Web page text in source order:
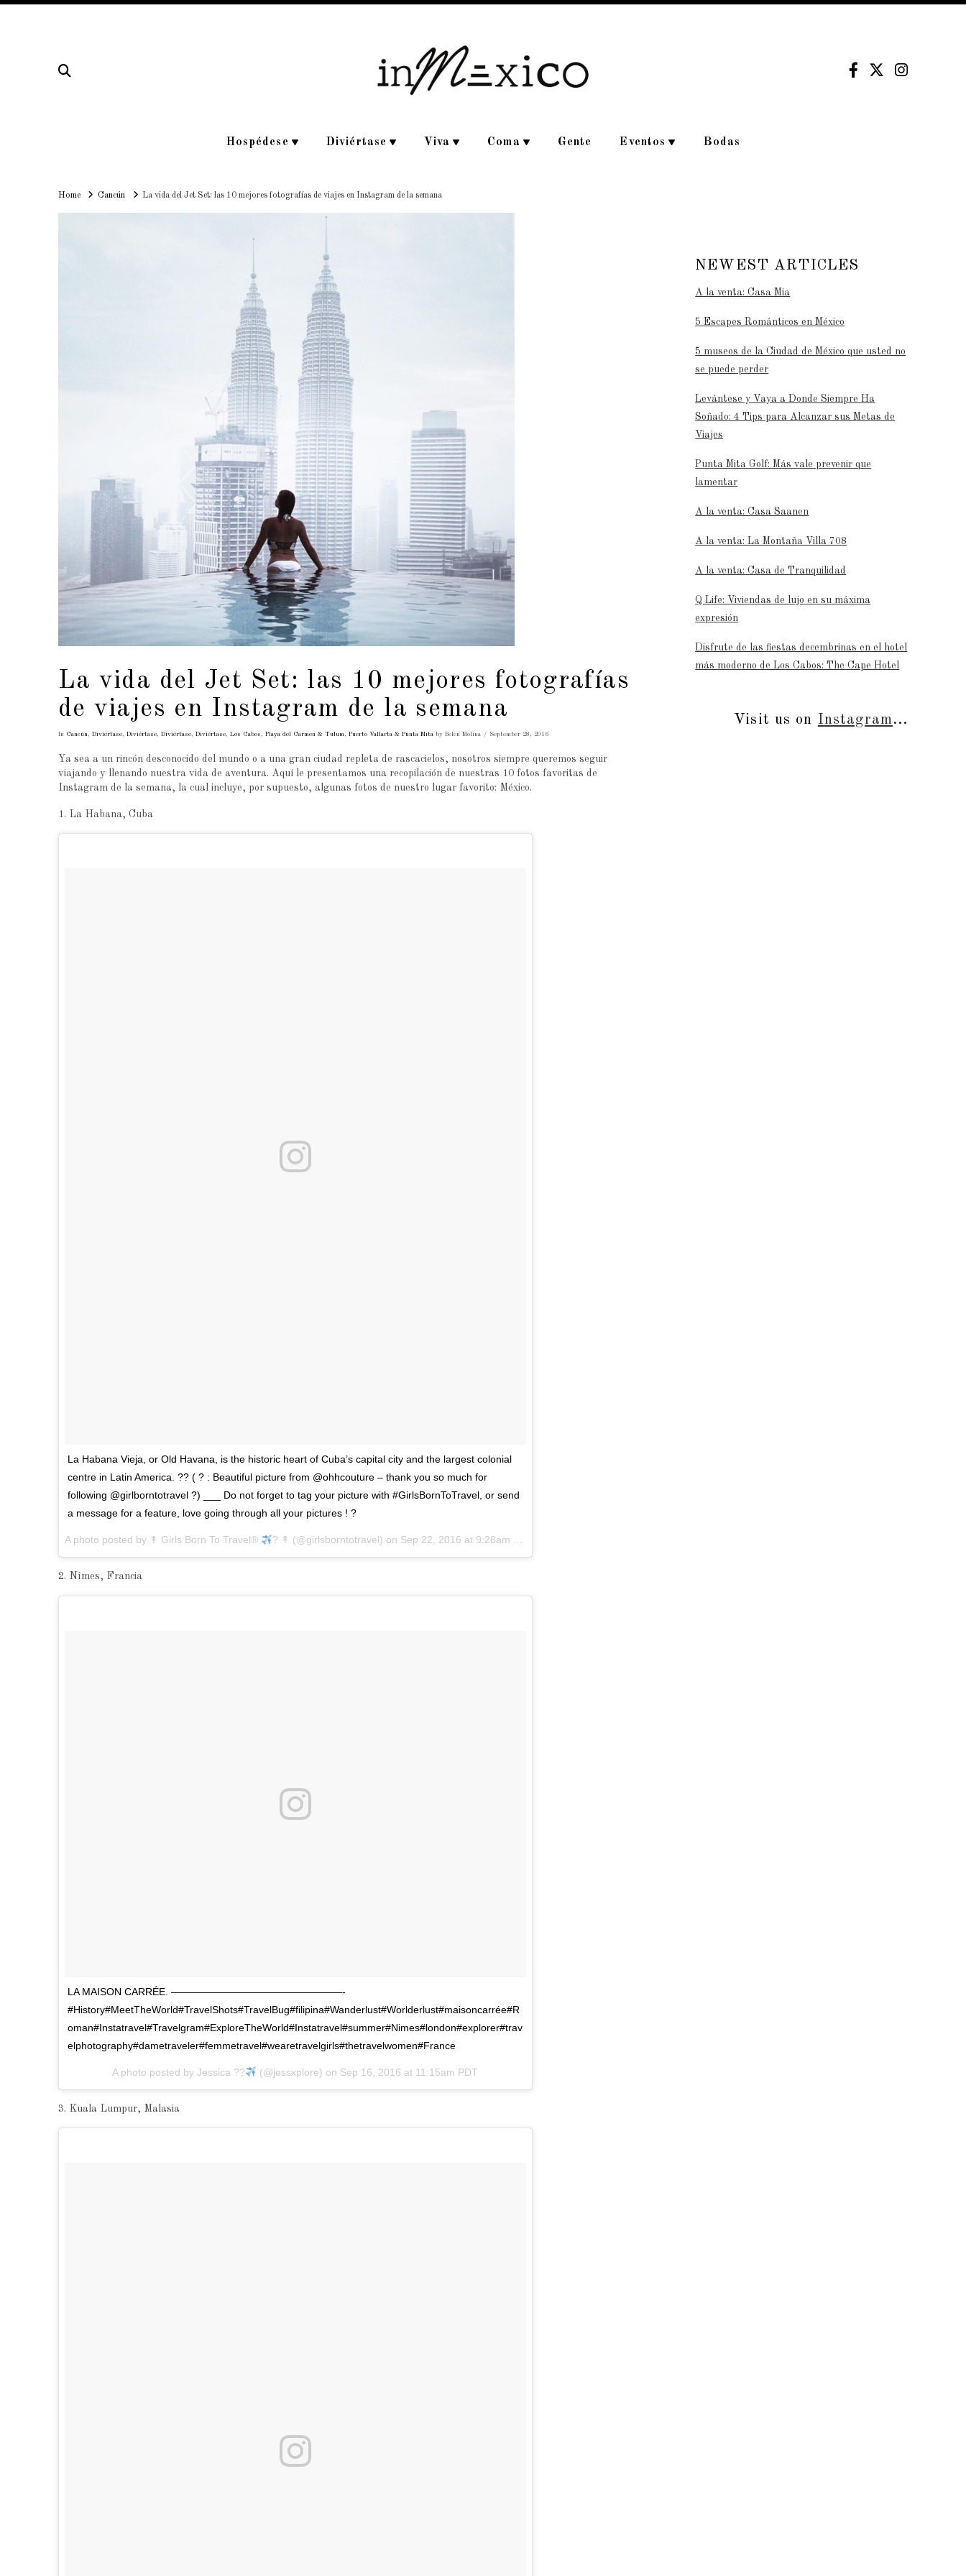
Hospédese Diviértase Viva Coma Gente Eventos Bodas
HomeHomeCancún La vida del Jet Set: las 10 mejores fotografías de viajes en Instagram de la semana
La vida del Jet Set: las 10 mejores fotografías
de viajes en Instagram de la semana
In Cancún, Diviértase, Diviértase, Diviértase, Diviértase, Los Cabos , Playa del Carmen & Tulum, Puerto Vallarta & Punta Mitaby Belen Molina September 28, 2016
Ya sea a un rincón desconocido del mundo o a una gran ciudad repleta de rascacielos, nosotros siempre queremos seguir
viajando y llenando nuestra vida de aventura. Aquí le presentamos una recopilación de nuestras 10 fotos favoritas de
Instagram de la semana, la cual incluye, por supuesto, algunas fotos de nuestro lugar favorito: México.
1. La Habana, Cuba
La Habana Vieja, or Old Havana, is the historic heart of Cuba’s capital city and the largest colonial
centre in Latin America. ?? ( ? : Beautiful picture from @ohhcouture – thank you so much for
following @girlborntotravel ?) ___ Do not forget to tag your picture with #GirlsBornToTravel, or send
a message for a feature, love going through all your pictures ! ?
A photo posted by ↟ Girls Born To Travel® ? ↟ (@girlsborntotravel) on Sep 22, 2016 at 9:28am PDT
2. Nîmes, Francia
LA MAISON CARRÉE. —————————————————-
#History#MeetTheWorld#TravelShots#TravelBug#filipina#Wanderlust#Worlderlust#maisoncarrée#R
oman#Instatravel#Travelgram#ExploreTheWorld#Instatravel#summer#Nimes#london#explorer#trav
elphotography#dametraveler#femmetravel#wearetravelgirls#thetravelwomen#France
A photo posted by Jessica ?? (@jessxplore) on Sep 16, 2016 at 11:15am PDT
3. Kuala Lumpur, Malasia
NEWEST ARTICLES
A la venta: Casa Mia
5 Escapes Románticos en México
5 museos de la Ciudad de México que usted no
se puede perder
Levántese y Vaya a Donde Siempre Ha
Soñado: 4 Tips para Alcanzar sus Metas de
Viajes
Punta Mita Golf: Más vale prevenir que
lamentar
A la venta: Casa Saanen
A la venta: La Montaña Villa 708
A la venta: Casa de Tranquilidad
Q Life: Viviendas de lujo en su máxima
expresión
Disfrute de las fiestas decembrinas en el hotel
más moderno de Los Cabos: The Cape Hotel
Visit us on Instagram...